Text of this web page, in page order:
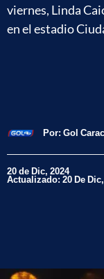
viernes, Linda
en el estadio
Por: Gol
20 de Dic, 2024
Actualizado: 20 De